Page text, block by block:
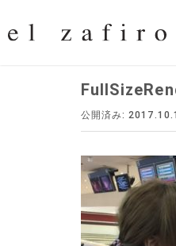
公開済み: